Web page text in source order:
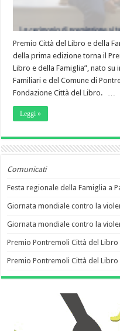
Premio Città del Libro e della
della prima edizione torna il
Libro e della Famiglia”, nato su
Familiari e del Comune di
Fondazione Città del Libro. …
Leggi »
Comunicati
Festa regionale della Famiglia a
Giornata mondiale contro la
Giornata mondiale contro la
Premio Pontremoli Città del
Premio Pontremoli Città del